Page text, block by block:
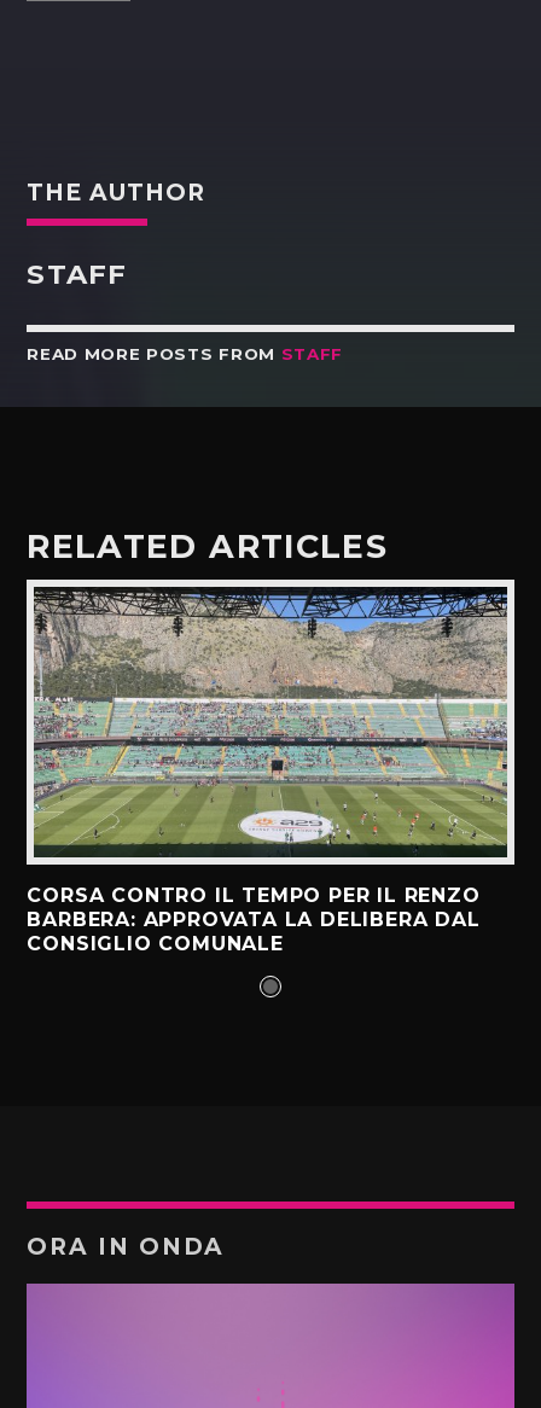
THE AUTHOR
STAFF
READ MORE POSTS FROM STAFF
RELATED ARTICLES
CORSA CONTRO IL TEMPO PER IL RENZO
BARBERA: APPROVATA LA DELIBERA DAL
CONSIGLIO COMUNALE
ORA IN ONDA